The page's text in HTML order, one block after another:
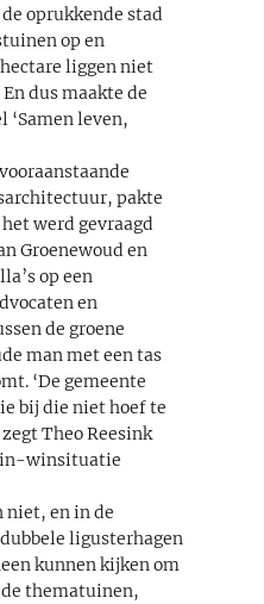
oprukkende stad
op en
liggen niet
dus maakte de
‘Samen leven,
pakte
werd gevraagd
Groenewoud en
op een
en
de groene
man met een tas
‘De gemeente
bij die niet hoef te
Theo Reesink
winsituatie
niet, en in de
ligusterhagen
kunnen kijken om
thematuinen,